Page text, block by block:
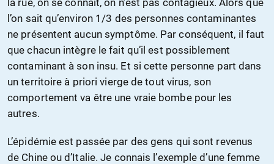
la rue, on se connaît, on n’est pas contagieux. Alors que
l’on sait qu’environ 1/3 des personnes contaminantes
ne présentent aucun symptôme. Par conséquent, il faut
que chacun intègre le fait qu’il est possiblement
contaminant à son insu. Et si cette personne part dans
un territoire à priori vierge de tout virus, son
comportement va être une vraie bombe pour les
autres.
L’épidémie est passée par des gens qui sont revenus
de Chine ou d’Italie. Je connais l’exemple d’une femme